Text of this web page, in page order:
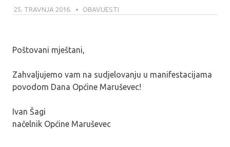
25. TRAVNJA 2016. MODERATOR
OBAVIJESTI
Poštovani mještani,
Zahvaljujemo vam na sudjelovanju u manifestacijama
povodom Dana Općine Maruševec!
Ivan Šagi
načelnik Općine Maruševec